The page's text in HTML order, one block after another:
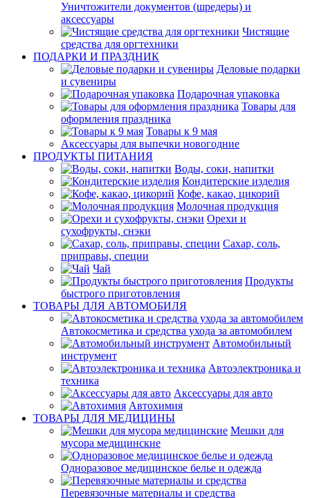
Уничтожители документов (шредеры) и
аксессуары
Чистящие
средства для оргтехники
ПОДАРКИ И ПРАЗДНИК
Деловые подарки
и сувениры
Подарочная упаковка
Товары для
оформления праздника
Товары к 9 мая
Аксессуары для выпечки новогодние
ПРОДУКТЫ ПИТАНИЯ
Воды, соки, напитки
Кондитерские изделия
Кофе, какао, цикорий
Молочная продукция
Орехи и
сухофрукты, снэки
Сахар, соль,
приправы, специи
Чай
Продукты
быстрого приготовления
ТОВАРЫ ДЛЯ АВТОМОБИЛЯ
Автокосметика и средства ухода за автомобилем
Автомобильный
инструмент
Автоэлектроника и
техника
Аксессуары для авто
Автохимия
ТОВАРЫ ДЛЯ МЕДИЦИНЫ
Мешки для
мусора медицинские
Одноразовое медицинское белье и одежда
Перевязочные материалы и средства